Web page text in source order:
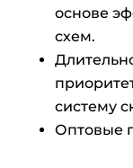
основе
схем.
систему
Оптовые